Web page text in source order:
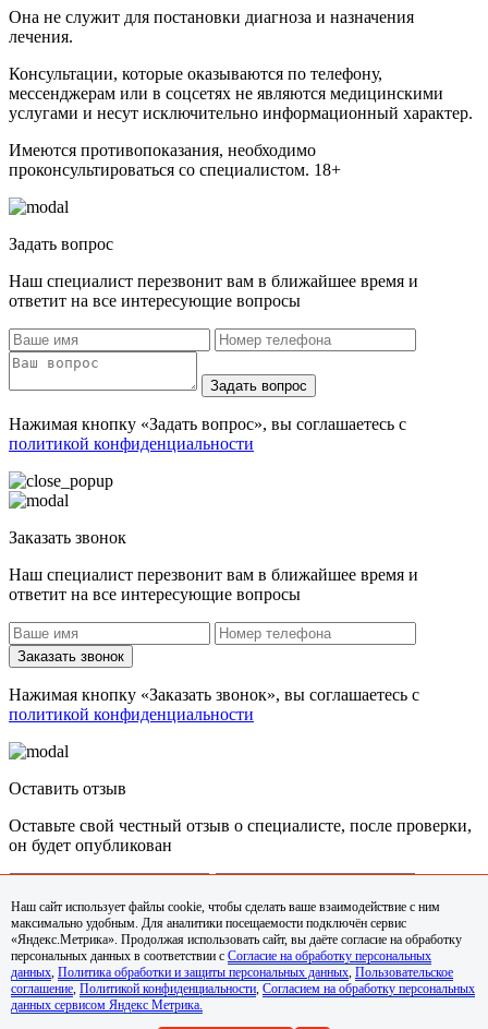
Она не служит для постановки диагноза и назначения
лечения.
Консультации, которые оказываются по телефону,
мессенджерам или в соцсетях не являются медицинскими
услугами и несут исключительно информационный характер.
Имеются противопоказания, необходимо
проконсультироваться со специалистом. 18+
Задать вопрос
Наш специалист перезвонит вам в ближайшее время и
ответит на все интересующие вопросы
Задать вопрос
Нажимая кнопку «Задать вопрос», вы соглашаетесь с
политикой конфиденциальности
Заказать звонок
Наш специалист перезвонит вам в ближайшее время и
ответит на все интересующие вопросы
Заказать звонок
Нажимая кнопку «Заказать звонок», вы соглашаетесь с
политикой конфиденциальности
Оставить отзыв
Оставьте свой честный отзыв о специалисте, после проверки,
он будет опубликован
Задать вопрос
Нажимая кнопку «Задать вопрос», вы соглашаетесь с
политикой конфиденциальности
Наш сайт использует файлы cookie, чтобы сделать ваше взаимодействие с ним
максимально удобным. Для аналитики посещаемости подключён сервис
«Яндекс.Метрика». Продолжая использовать сайт, вы даёте согласие на обработку
персональных данных в соответствии с Согласие на обработку персональных
данных, Политика обработки и защиты персональных данных, Пользовательское
соглашение, Политикой конфиденциальности, Согласием на обработку персональных
данных сервисом Яндекс Метрика.